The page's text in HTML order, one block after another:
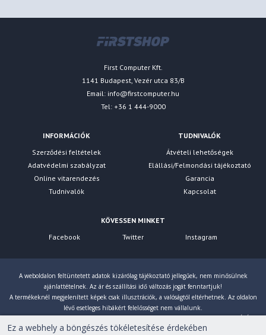
First Computer Kft.
1141 Budapest, Vezér utca 83/B
Email: info@firstcomputer.hu
Tel: +36 1 444-9000
INFORMÁCIÓK
Szerződési feltételek
Adatvédelmi szabályzat
Online vitarendezés
Tudnivalók
TUDNIVALÓK
Átvételi lehetőségek
Elállási/Felmondási tájékoztató
Garancia
Kapcsolat
KÖVESSEN MINKET
Facebook
Twitter Instagram
A weboldalon feltüntetett adatok kizárólag tájékoztató jellegűek, nem minősülnek
ajánlattételnek. Az ár és szállítási idő változás jogát fenntartjuk!
A termékeknél megjelenített képek csak illusztrációk, a valóságtól eltérhetnek. Az oldalon
lévő esetleges hibákért felelősséget nem vállalunk.
Eltérés esetén a gyártó által megadott paraméterek érvényesek! Bruttó árainkat 27% ÁFÁ-val
számoljuk!
Ez a webhely a böngészés tökéletesítése érdekében